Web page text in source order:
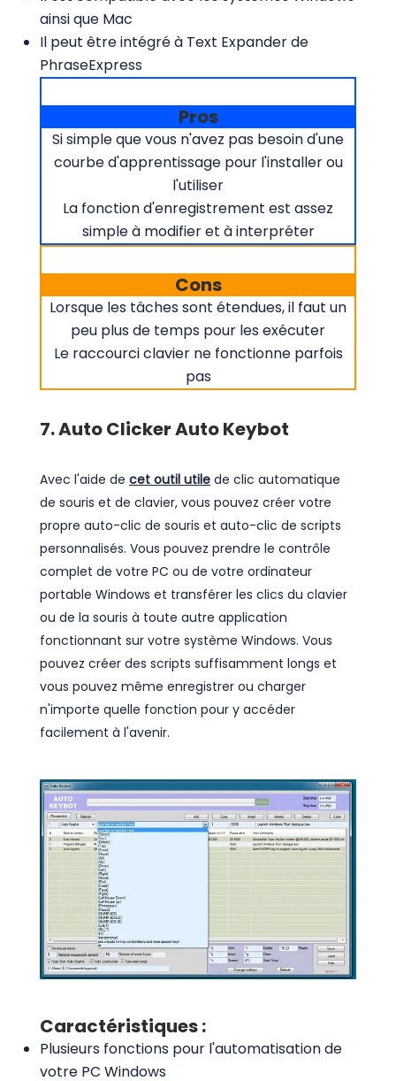
ainsi que Mac
Il peut être intégré à Text Expander de
PhraseExpress
Pros
Si simple que vous n'avez pas besoin d'une
courbe d'apprentissage pour l'installer ou
l'utiliser
La fonction d'enregistrement est assez
simple à modifier et à interpréter
Cons
Lorsque les tâches sont étendues, il faut un
peu plus de temps pour les exécuter
Le raccourci clavier ne fonctionne parfois
pas
7. Auto Clicker Auto Keybot
Avec l'aide de cet outil utile de clic automatique
de souris et de clavier, vous pouvez créer votre
propre auto-clic de souris et auto-clic de scripts
personnalisés. Vous pouvez prendre le contrôle
complet de votre PC ou de votre ordinateur
portable Windows et transférer les clics du clavier
ou de la souris à toute autre application
fonctionnant sur votre système Windows. Vous
pouvez créer des scripts suffisamment longs et
vous pouvez même enregistrer ou charger
n'importe quelle fonction pour y accéder
facilement à l'avenir.
Caractéristiques :
Plusieurs fonctions pour l'automatisation de
votre PC Windows